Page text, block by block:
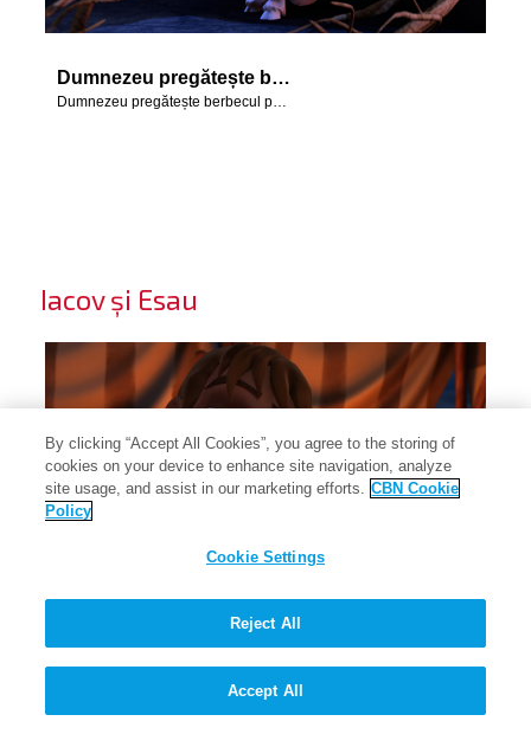
Dumnezeu pregătește berbecul pentru arderea de tot.
Dumnezeu pregătește berbecul pentru arderea de tot.
Iacov și Esau
Esau își vinde dreptul de întâi născut pentru supa de linte a lui Iacov.
By clicking “Accept All Cookies”, you agree to the storing of
cookies on your device to enhance site navigation, analyze
site usage, and assist in our marketing efforts. CBN Cookie
Policy
Cookie Settings
Reject All
Accept All